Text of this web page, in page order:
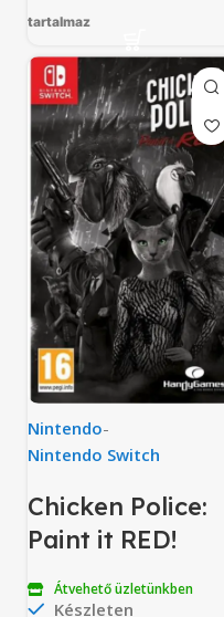
tartalmaz
Nintendo-
Nintendo Switch
Chicken Police:
Paint it RED!
Átvehető üzletünkben
Készleten